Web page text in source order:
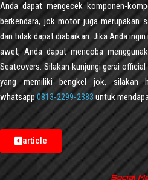
Anda dapat mengecek komponen-
berkendara, jok motor juga merupakan
dan tidak dapat diabaikan. Jika Anda
awet, Anda dapat mencoba
Seatcovers. Silakan kunjungi gerai official
yang memiliki bengkel jok, silakan
whatsapp0813-2299-2383 untuk
article
Social